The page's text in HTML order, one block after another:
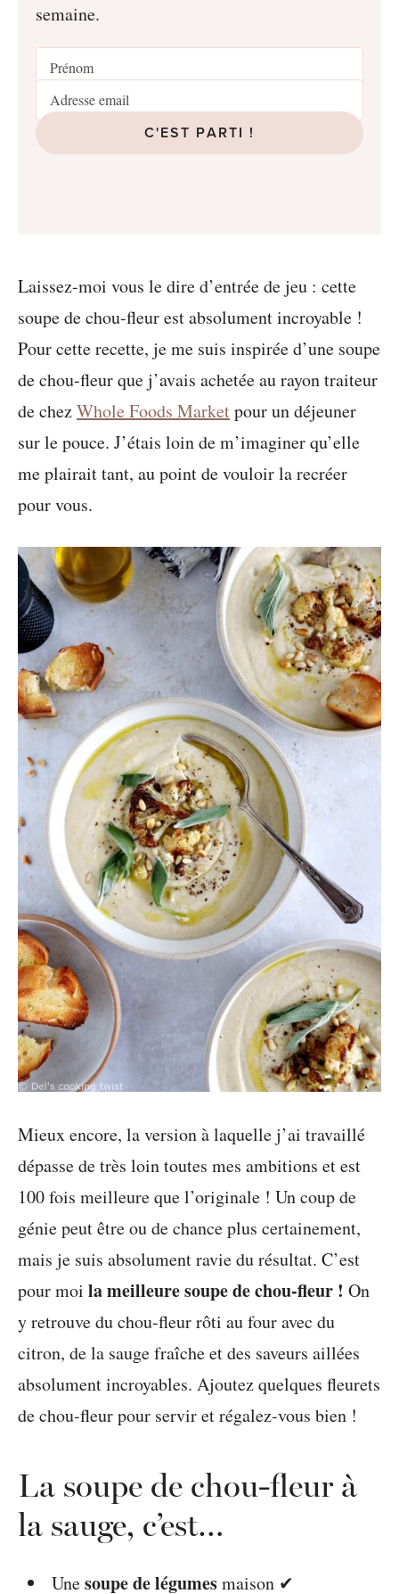
semaine.
C'EST PARTI !
Laissez-moi vous le dire d’entrée de jeu : cette
soupe de chou-fleur est absolument incroyable !
Pour cette recette, je me suis inspirée d’une soupe
de chou-fleur que j’avais achetée au rayon traiteur
de chezWhole Foods Marketpour un déjeuner
sur le pouce. J’étais loin de m’imaginer qu’elle
me plairait tant, au point de vouloir la recréer
pour vous.
Mieux encore, la version à laquelle j’ai travaillé
dépasse de très loin toutes mes ambitions et est
100 fois meilleure que l’originale ! Un coup de
génie peut être ou de chance plus certainement,
mais je suis absolument ravie du résultat. C’est
pour moi la meilleure soupe de chou-fleur ! On
y retrouve du chou-fleur rôti au four avec du
citron, de la sauge fraîche et des saveurs aillées
absolument incroyables. Ajoutez quelques fleurets
de chou-fleur pour servir et régalez-vous bien !
La soupe de chou-fleur à
la sauge, c’est…
Unesoupe de légumesmaison ✔